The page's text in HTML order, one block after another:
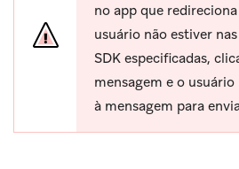
no app que
usuário não estiver
SDK especificadas,
mensagem e o
à mensagem para